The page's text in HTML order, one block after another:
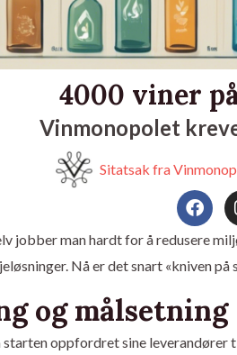
4000 viner
Vinmonopolet
Sitatsak fra
F
a
c
e
b
o
k
jobber man hardt for å redusere
Nå er det snart «kniven
og målsetning
oppfordret sine leverandører